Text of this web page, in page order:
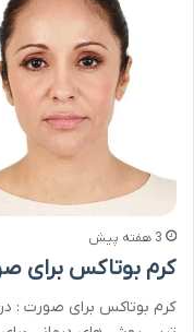
3 هفته پیش
کرم بوتاکس برای
کرم بوتاکس برای صورت :